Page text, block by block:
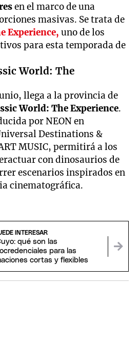
en el marco de una
masivas. Se trata de
Experience,uno de los
para esta temporada de
World: The
llega a la provincia de
World: The Experience.
por NEON en
Destinations &
MUSIC, permitirá a los
con dinosaurios de
escenarios inspirados en
cinematográfica.
INTERESAR
qué son las
para las
cortas y flexibles